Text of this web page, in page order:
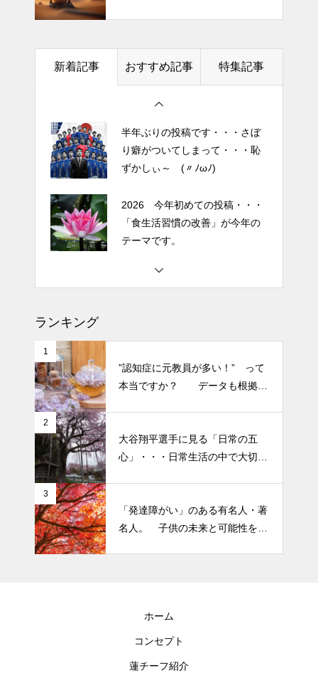
跡
に疲れたときの対処法５選
ているスキンケア製品・・・幹
細胞コスメ vs エクソソーム
コスメ②
ているスキンケア製品・・・幹
細胞コスメ vs エクソソーム
コスメ ①
細胞コスメ ③
新着記事 おすすめ記事 特集記事
テーマです。
土用の丑の日・・・余計なこと
半年ぶりの投稿です・・・さぼ
り癖がついてしまって・・・恥
ずかしぃ～ (〃ﾉωﾉ)
2026 今年初めての投稿・・・
「食生活習慣の改善」が今年の
テーマです。
り癖がついてしまって・・・恥
ずかしぃ～ (〃ﾉωﾉ)
「食生活習慣の改善」が今年の
テーマです。
ランキング
1
”認知症に元教員が多い！” って
本当ですか？ データも根拠も
2
大谷翔平選手に見る「日常の五
心」・・・日常生活の中で大切
3
「発達障がい」のある有名人・著
名人。 子供の未来と可能性を秘
ホーム
コンセプト
蓮チーフ紹介